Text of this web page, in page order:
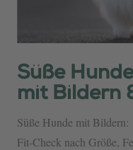
Süße
mit Bildern
Süße Hunde mit Bildern:
Fit-Check nach Größe,